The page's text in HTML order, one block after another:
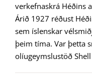
verkefnaskrá Héðins
Árið 1927 réðust
sem íslenskar
þeim tíma. Var þetta
olíugeymslustöð